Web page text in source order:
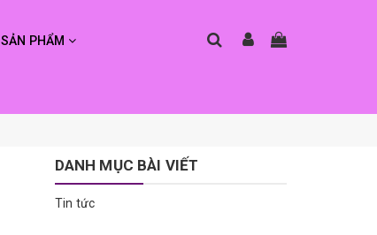
SẢN PHẨM
DANH MỤC BÀI VIẾT
Tin tức